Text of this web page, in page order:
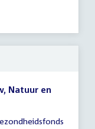
Natuur en